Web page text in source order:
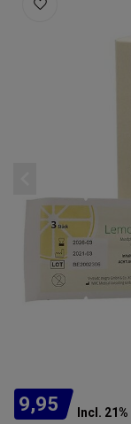
9,95 Incl.